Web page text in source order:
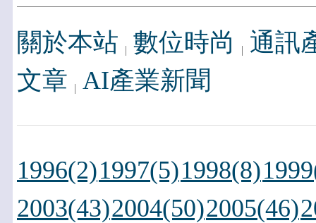
關於本站 數位時尚
通訊
文章 AI產業新聞
1996(2)1997(5)1998(8)
2003(43)2004(50)2005(46)